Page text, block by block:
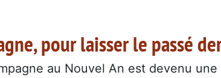
pour laisser le passé
au Nouvel An est devenu